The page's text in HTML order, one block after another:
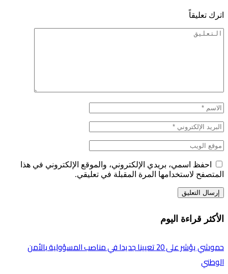
اترك تعليقاً
احفظ اسمي، بريدي الإلكتروني، والموقع الإلكتروني في هذا
المتصفح لاستخدامها المرة المقبلة في تعليقي.
الأكثر قراءة اليوم
حموشي يؤشر على 20 تعيينا جديدا في مناصب المسؤولية بالأمن
الوطني